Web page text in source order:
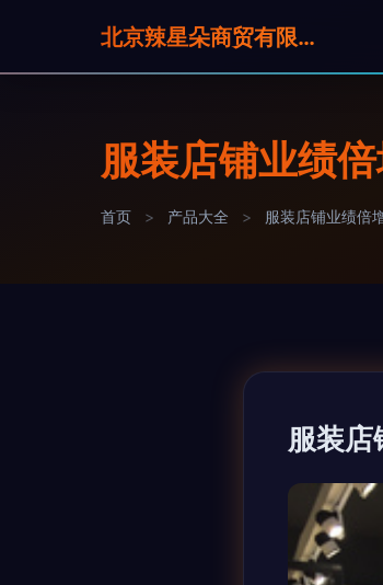
北京辣星朵商贸有限公司
服装店铺业绩
首页 > 产品大全 > 服装店铺业绩倍
服装